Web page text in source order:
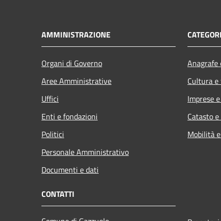
AMMINISTRAZIONE
Organi di Governo
Aree Amministrative
Uffici
Enti e fondazioni
Politici
Personale Amministrativo
Documenti e dati
Cultura
Imprese
Catasto
Mobilità
CONTATTI